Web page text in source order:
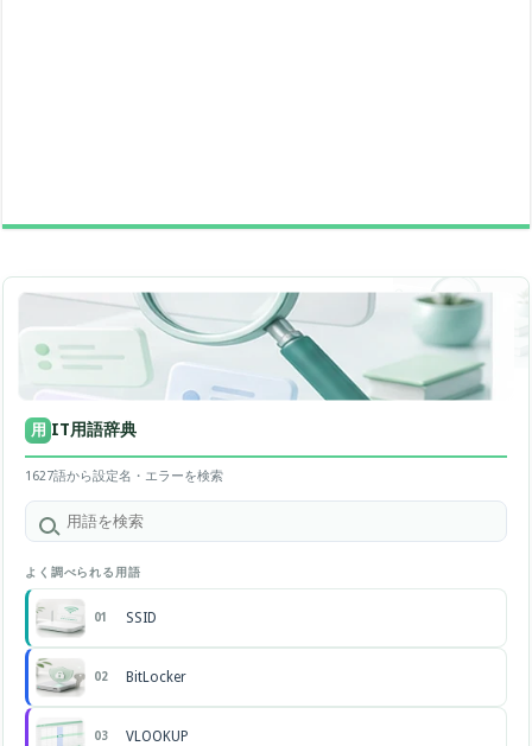
用 IT用語辞典
1627語から設定名・エラーを検索
よく調べられる用語
01 SSID
02 BitLocker
03 VLOOKUP